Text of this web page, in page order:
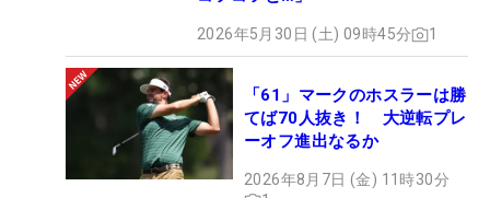
2026年5月30日 (土) 09時45分 1
「61」マークのホスラーは勝
てば70人抜き！ 大逆転プレ
ーオフ進出なるか
2026年8月7日 (金) 11時30分